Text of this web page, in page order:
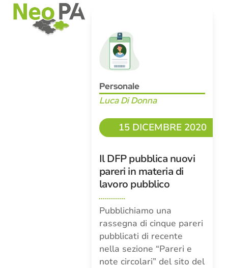
SkipOpen
mobile
menu
Close
mobile
menu
Personale
Luca Di Donna
15 DICEMBRE 2020
Il DFP pubblica nuovi
pareri in materia di
lavoro pubblico
Pubblichiamo una
rassegna di cinque pareri
pubblicati di recente
nella sezione “Pareri e
note circolari” del sito del